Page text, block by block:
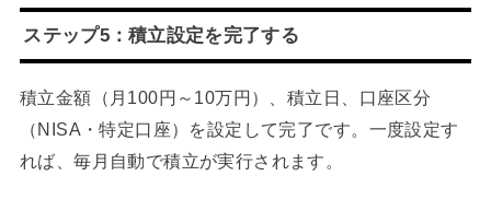
ステップ5：積立設定を完了する
積立金額（月100円～10万円）、積立日、口座区分
（NISA・特定口座）を設定して完了です。一度設定す
れば、毎月自動で積立が実行されます。